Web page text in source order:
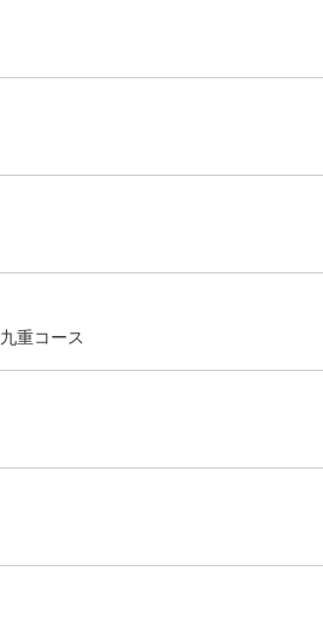
九重コース